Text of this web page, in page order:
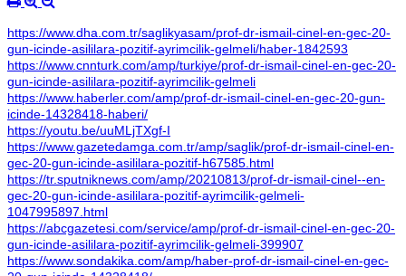
https://www.dha.com.tr/saglikyasam/prof-dr-ismail-cinel-en-gec-20-
gun-icinde-asililara-pozitif-ayrimcilik-gelmeli/haber-1842593
https://www.cnnturk.com/amp/turkiye/prof-dr-ismail-cinel-en-gec-20-
gun-icinde-asililara-pozitif-ayrimcilik-gelmeli
https://www.haberler.com/amp/prof-dr-ismail-cinel-en-gec-20-gun-
icinde-14328418-haberi/
https://youtu.be/uuMLjTXgf-I
https://www.gazetedamga.com.tr/amp/saglik/prof-dr-ismail-cinel-en-
gec-20-gun-icinde-asililara-pozitif-h67585.html
https://tr.sputniknews.com/amp/20210813/prof-dr-ismail-cinel--en-
gec-20-gun-icinde-asililara-pozitif-ayrimcilik-gelmeli-
1047995897.html
https://abcgazetesi.com/service/amp/prof-dr-ismail-cinel-en-gec-20-
gun-icinde-asililara-pozitif-ayrimcilik-gelmeli-399907
https://www.sondakika.com/amp/haber-prof-dr-ismail-cinel-en-gec-